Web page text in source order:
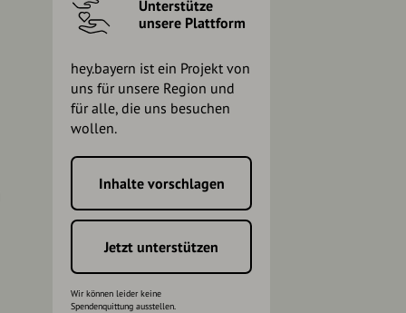
Unterstütze
unsere Plattform
hey.bayern ist ein Projekt von
uns für unsere Region und
für alle, die uns besuchen
wollen.
Inhalte vorschlagen
Jetzt unterstützen
Wir können leider keine
Spendenquittung ausstellen.